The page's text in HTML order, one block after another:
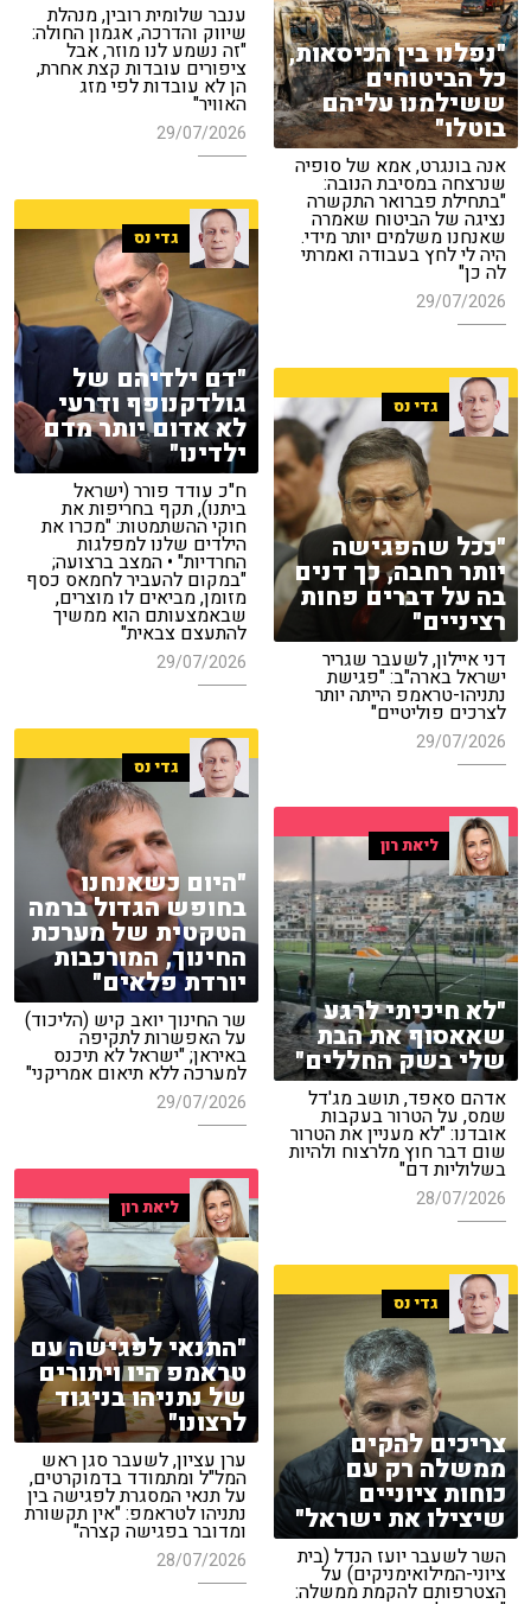
ענבר שלומית רובין, מנהלת
שיווק והדרכה, אגמון החולה:
"זה נשמע לנו מוזר, אבל
ציפורים עובדות קצת אחרת,
הן לא עובדות לפי מזג
האוויר"
29/07/2026
"נפלנו בין הכיסאות,
כל הביטוחים
ששילמנו עליהם
בוטלו"
אנה בונגרט, אמא של סופיה
שנרצחה במסיבת הנובה:
"בתחילת פברואר התקשרה
נציגה של הביטוח שאמרה
שאנחנו משלמים יותר מידי.
היה לי לחץ בעבודה ואמרתי
לה כן"
29/07/2026
גדי נס
"דם ילדיהם של
גולדקנופף ודרעי
לא אדום יותר מדם
ילדינו"
ח"כ עודד פורר (ישראל
ביתנו), תקף בחריפות את
חוקי ההשתמטות: "מכרו את
הילדים שלנו למפלגות
החרדיות" • המצב ברצועה;
"במקום להעביר לחמאס כסף
מזומן, מביאים לו מוצרים,
שבאמצעותם הוא ממשיך
להתעצם צבאית"
29/07/2026
גדי נס
"ככל שהפגישה
יותר רחבה, כך דנים
בה על דברים פחות
רציניים"
דני איילון, לשעבר שגריר
ישראל בארה"ב: "פגישת
נתניהו-טראמפ הייתה יותר
לצרכים פוליטיים"
29/07/2026
גדי נס
"היום כשאנחנו
בחופש הגדול ברמה
הטקטית של מערכת
החינוך, המורכבות
יורדת פלאים"
שר החינוך יואב קיש (הליכוד)
על האפשרות לתקיפה
באיראן; "ישראל לא תיכנס
למערכה ללא תיאום אמריקני"
29/07/2026
ליאת רון
"לא חיכיתי לרגע
שאאסוף את הבת
שלי בשק החללים"
אדהם סאפד, תושב מג'דל
שמס, על הטרור בעקבות
אובדנו: "לא מעניין את הטרור
שום דבר חוץ מלרצוח ולהיות
בשלוליות דם"
28/07/2026 ליאת רון
"התנאי לפגישה עם
טראמפ היו ויתורים
של נתניהו בניגוד
לרצונו"
ערן עציון, לשעבר סגן ראש
המל"ל ומתמודד בדמוקרטים,
על תנאי המסגרת לפגישה בין
נתניהו לטראמפ: "אין תקשורת
ומדובר בפגישה קצרה"
28/07/2026
גדי נס
צריכים להקים
ממשלה רק עם
כוחות ציוניים
שיצילו את ישראל"
השר לשעבר יועז הנדל (בית
ציוני-המילואימניקים) על
הצטרפותם להקמת ממשלה: